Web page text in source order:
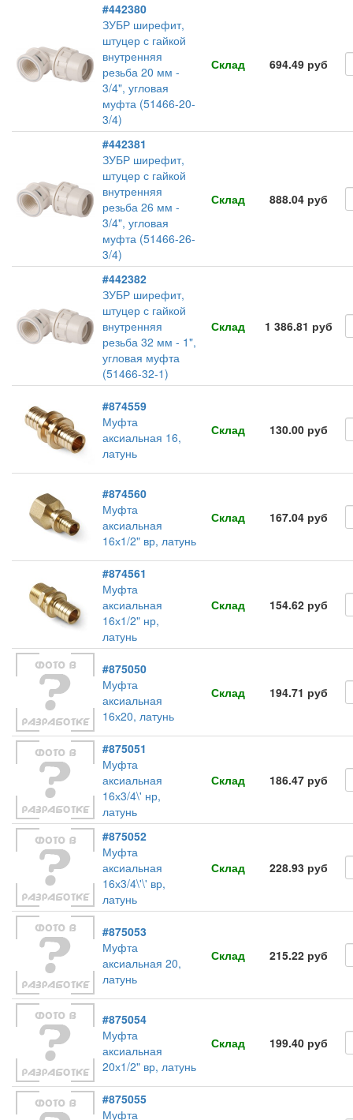
#442380
ЗУБР ширефит,
штуцер с гайкой
внутренняя
резьба 20 мм -
3/4", угловая
муфта (51466-20-
3/4)
Склад 694.49 руб
#442381
ЗУБР ширефит,
штуцер с гайкой
внутренняя
резьба 26 мм -
3/4", угловая
муфта (51466-26-
3/4)
Склад 888.04 руб
#442382
ЗУБР ширефит,
штуцер с гайкой
внутренняя
резьба 32 мм - 1",
угловая муфта
(51466-32-1)
Склад 1 386.81 руб
#874559
Муфта
аксиальная 16,
латунь
Склад 130.00 руб
#874560
Муфта
аксиальная
16х1/2" вр, латунь
Склад 167.04 руб
#874561
Муфта
аксиальная
16х1/2" нр,
латунь
Склад 154.62 руб
#875050
Муфта
аксиальная
16х20, латунь
Склад 194.71 руб
#875051
Муфта
аксиальная
16х3/4\' нр,
латунь
Склад 186.47 руб
#875052
Муфта
аксиальная
16х3/4\'\' вр,
латунь
Склад 228.93 руб
#875053
Муфта
аксиальная 20,
латунь
Склад 215.22 руб
#875054
Муфта
аксиальная
20х1/2" вр, латунь
Склад 199.40 руб
#875055
Муфта